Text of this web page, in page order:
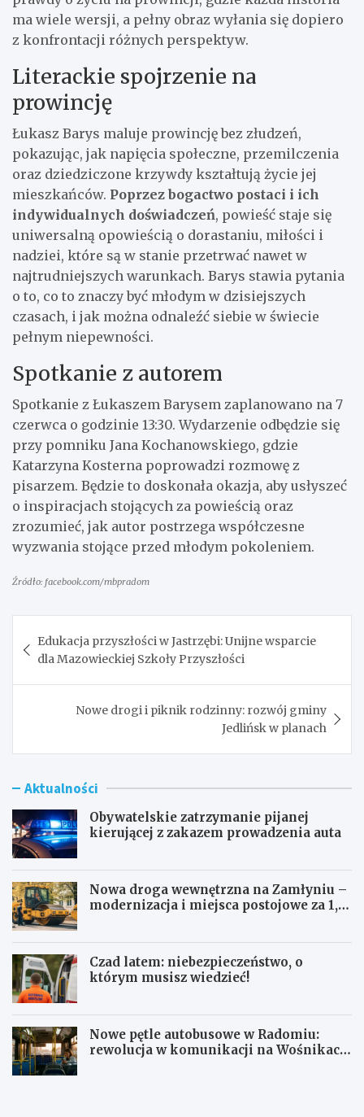
ma wiele wersji, a pełny obraz wyłania się dopiero
z konfrontacji różnych perspektyw.
Literackie spojrzenie na
prowincję
Łukasz Barys maluje prowincję bez złudzeń,
pokazując, jak napięcia społeczne, przemilczenia
oraz dziedziczone krzywdy kształtują życie jej
mieszkańców. Poprzez bogactwo postaci i ich
indywidualnych doświadczeń, powieść staje się
uniwersalną opowieścią o dorastaniu, miłości i
nadziei, które są w stanie przetrwać nawet w
najtrudniejszych warunkach. Barys stawia pytania
o to, co to znaczy być młodym w dzisiejszych
czasach, i jak można odnaleźć siebie w świecie
pełnym niepewności.
Spotkanie z autorem
Spotkanie z Łukaszem Barysem zaplanowano na 7
czerwca o godzinie 13:30. Wydarzenie odbędzie się
przy pomniku Jana Kochanowskiego, gdzie
Katarzyna Kosterna poprowadzi rozmowę z
pisarzem. Będzie to doskonała okazja, aby usłyszeć
o inspiracjach stojących za powieścią oraz
zrozumieć, jak autor postrzega współczesne
wyzwania stojące przed młodym pokoleniem.
Źródło: facebook.com/mbpradom
wpisu
Edukacja przyszłości w Jastrzębi: Unijne wsparcie
dla Mazowieckiej Szkoły Przyszłości
Nowe drogi i piknik rodzinny: rozwój gminy
Jedlińsk w planach
Aktualności
Obywatelskie zatrzymanie pijanej
kierującej z zakazem prowadzenia auta
Nowa droga wewnętrzna na Zamłyniu –
modernizacja i miejsca postojowe za 1,1
Czad latem: niebezpieczeństwo, o
którym musisz wiedzieć!
Nowe pętle autobusowe w Radomiu:
rewolucja w komunikacji na Wośnikach,
O
N